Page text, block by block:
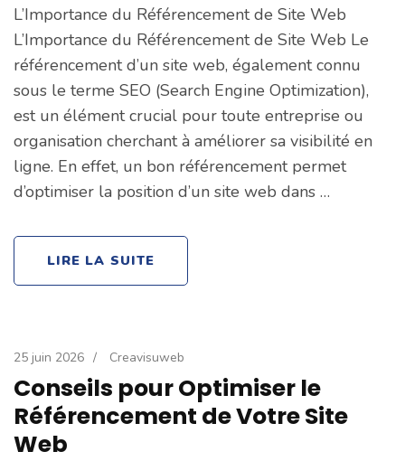
L’Importance du Référencement de Site Web
L’Importance du Référencement de Site Web Le
référencement d’un site web, également connu
sous le terme SEO (Search Engine Optimization),
est un élément crucial pour toute entreprise ou
organisation cherchant à améliorer sa visibilité en
ligne. En effet, un bon référencement permet
d’optimiser la position d’un site web dans …
LIRE LA SUITE
25 juin 2026 / Creavisuweb
Conseils pour Optimiser le
Référencement de Votre Site
Web